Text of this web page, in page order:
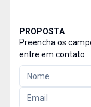
PROPOSTA
Preencha os
entre em contato